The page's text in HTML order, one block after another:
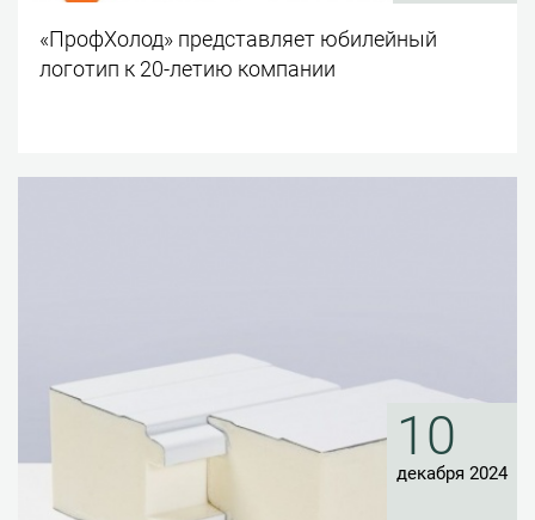
«ПрофХолод» представляет юбилейный
логотип к 20-летию компании
10
декабря 2024